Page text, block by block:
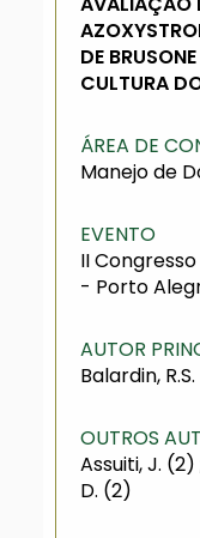
DE
CULTURA
ÁREA DE
Manejo de
EVENTO
II
- Porto
AUTOR
Balardin,
OUTROS
Assuiti, J. (2)
D. (2)